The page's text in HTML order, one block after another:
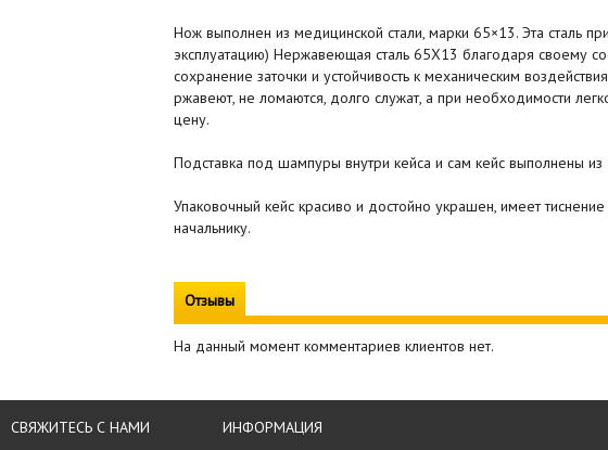
Нож выполнен из медицинской стали, марки 65×13. Эта сталь
эксплуатацию) Нержавеющая сталь 65Х13 благодаря своему
сохранение заточки и устойчивость к механическим
ржавеют, не ломаются, долго служат, а при необходимости
цену.
Подставка под шампуры внутри кейса и сам кейс выполнены
Упаковочный кейс красиво и достойно украшен, имеет
начальнику.
Отзывы
На данный момент комментариев клиентов нет.
СВЯЖИТЕСЬ С НАМИ
ИНФОРМАЦИЯ